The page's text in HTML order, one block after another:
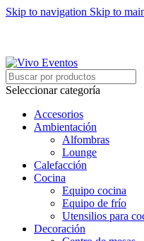
Skip to navigation Skip to
Seleccionar categoría
Accesorios
Ambientación
Alfombras
Lounge
Calefacción
Cocina
Equipo cocina
Equipo de frío
Utensilios para
Decoración